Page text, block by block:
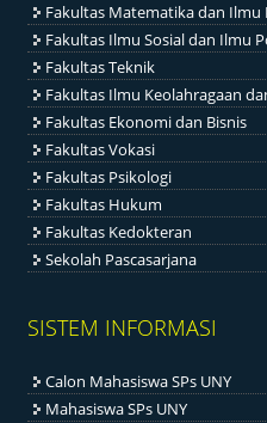
Fakultas Matematika dan Ilmu
Fakultas Ilmu Sosial dan Ilmu
Fakultas Teknik
Fakultas Ilmu Keolahragaan
Fakultas Ekonomi dan Bisnis
Fakultas Vokasi
Fakultas Psikologi
Fakultas Hukum
Fakultas Kedokteran
Sekolah Pascasarjana
SISTEM INFORMASI
Calon Mahasiswa SPs UNY
Mahasiswa SPs UNY